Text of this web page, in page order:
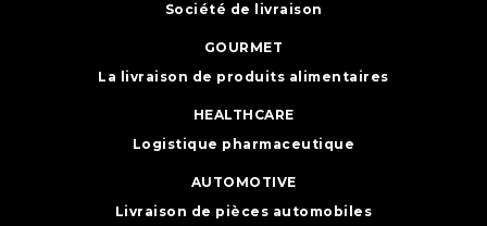
Société de livraison
GOURMET
La livraison de produits alimentaires
HEALTHCARE
Logistique pharmaceutique
AUTOMOTIVE
Livraison de pièces automobiles